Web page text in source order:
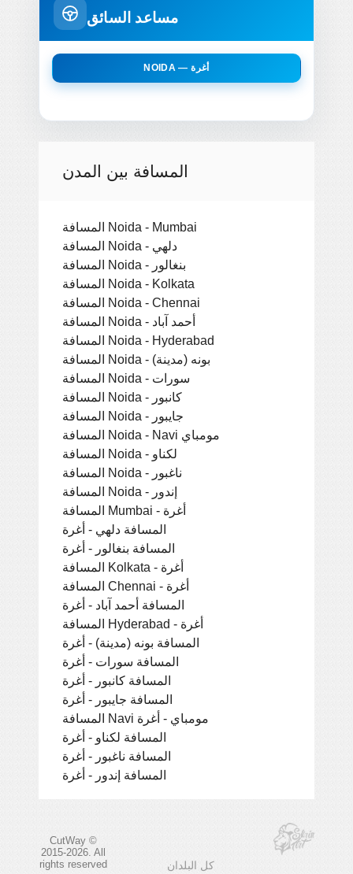
مساعد السائق
NOIDA — أغرة
المسافة بين المدن
المسافة Noida - Mumbai
المسافة Noida - دلهي
المسافة Noida - بنغالور
المسافة Noida - Kolkata
المسافة Noida - Chennai
المسافة Noida - أحمد آباد
المسافة Noida - Hyderabad
المسافة Noida - بونه (مدينة)
المسافة Noida - سورات
المسافة Noida - كانبور
المسافة Noida - جايبور
المسافة Noida - Navi مومباي
المسافة Noida - لكناو
المسافة Noida - ناغبور
المسافة Noida - إندور
المسافة Mumbai - أغرة
المسافة دلهي - أغرة
المسافة بنغالور - أغرة
المسافة Kolkata - أغرة
المسافة Chennai - أغرة
المسافة أحمد آباد - أغرة
المسافة Hyderabad - أغرة
المسافة بونه (مدينة) - أغرة
المسافة سورات - أغرة
المسافة كانبور - أغرة
المسافة جايبور - أغرة
المسافة Navi مومباي - أغرة
المسافة لكناو - أغرة
المسافة ناغبور - أغرة
المسافة إندور - أغرة
CutWay ©
2015-2026. All
rights reserved
كل البلدان